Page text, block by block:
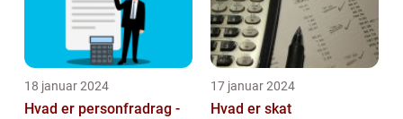
18 januar 2024
Hvad er personfradrag -
17 januar 2024
Hvad er skat